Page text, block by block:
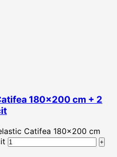
180×200 cm + 2
Catifea 180×200 cm